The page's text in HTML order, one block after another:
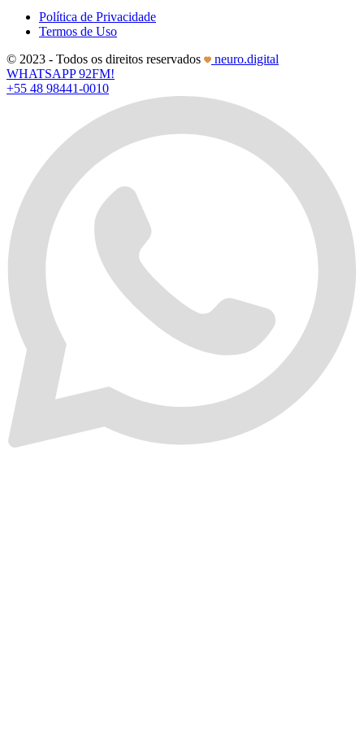
Política de Privacidade
Termos de Uso
© 2023 - Todos os direitos reservados
neuro.digital
WHATSAPP 92FM!
+55 48 98441-0010